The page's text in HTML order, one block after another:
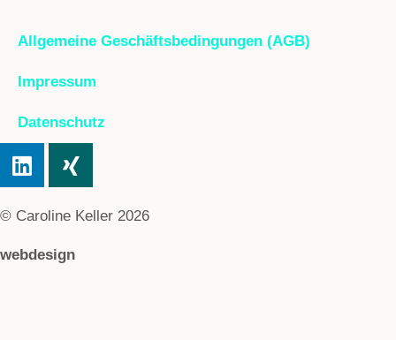
Allgemeine Geschäftsbedingungen (AGB)
Impressum
Datenschutz
© Caroline Keller 2026
webdesign